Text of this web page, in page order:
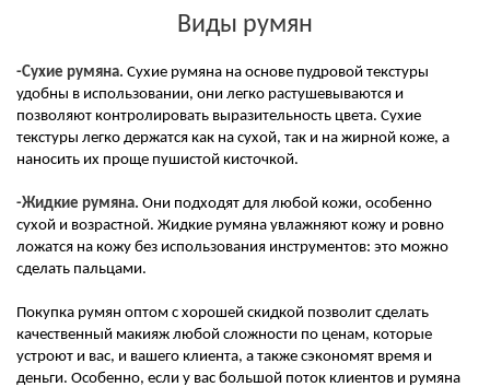
Виды румян
-Сухие румяна. Сухие румяна на основе пудровой текстуры
удобны в использовании, они легко растушевываются и
позволяют контролировать выразительность цвета. Сухие
текстуры легко держатся как на сухой, так и на жирной коже, а
наносить их проще пушистой кисточкой.
-Жидкие румяна. Они подходят для любой кожи, особенно
сухой и возрастной. Жидкие румяна увлажняют кожу и ровно
ложатся на кожу без использования инструментов: это можно
сделать пальцами.
Покупка румян оптом с хорошей скидкой позволит сделать
качественный макияж любой сложности по ценам, которые
устроют и вас, и вашего клиента, а также сэкономят время и
деньги. Особенно, если у вас большой поток клиентов и румяна